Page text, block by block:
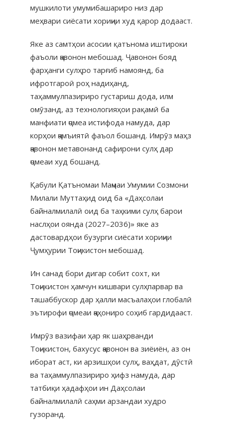
мушкилоти умумибашариро низ дар
меҳвари сиёсати хориҷии худ қарор додааст.
Яке аз самтҳои асосии қатънома иштироки
фаъоли ҷавонон мебошад. Ҷавонон бояд
фарҳанги сулҳро тарғиб намоянд, ба
ифротгароӣ роҳ надиҳанд,
таҳаммулпазириро густариш дода, илм
омӯзанд, аз технологияҳои рақамӣ ба
манфиати ҷомеа истифода намуда, дар
корҳои ҷамъиятӣ фаъол бошанд. Имрӯз маҳз
ҷавонон метавонанд сафирони сулҳ дар
ҷомеаи худ бошанд.
Қабули Қатъномаи Маҷмаи Умумии Созмони
Милали Муттаҳид оид ба «Даҳсолаи
байналмилалӣ оид ба таҳкими сулҳ барои
наслҳои оянда (2027–2036)» яке аз
дастовардҳои бузурги сиёсати хориҷии
Ҷумҳурии Тоҷикистон мебошад.
Ин санад бори дигар собит сохт, ки
Тоҷикистон ҳамчун кишвари сулҳпарвар ва
ташаббускор дар ҳалли масъалаҳои глобалӣ
эътирофи ҷомеаи ҷаҳониро соҳиб гардидааст.
Имрӯз вазифаи ҳар як шаҳрванди
Тоҷикистон, бахусус ҷавонон ва зиёиён, аз он
иборат аст, ки арзишҳои сулҳ, ваҳдат, дӯстӣ
ва таҳаммулпазириро ҳифз намуда, дар
татбиқи ҳадафҳои ин Даҳсолаи
байналмилалӣ саҳми арзандаи худро
гузоранд.